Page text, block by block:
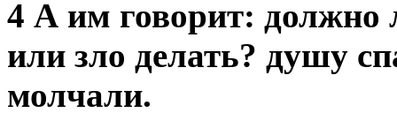
4 А им говорит: должно
или зло делать? душу
молчали.